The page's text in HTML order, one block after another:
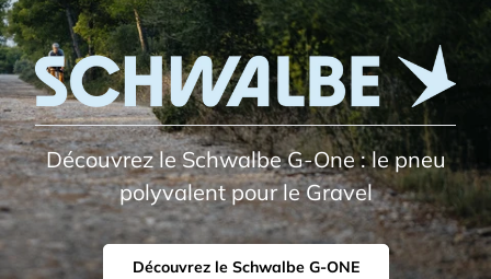
Découvrez le Schwalbe G-One : le pneu
polyvalent pour le Gravel
Découvrez le Schwalbe G-ONE